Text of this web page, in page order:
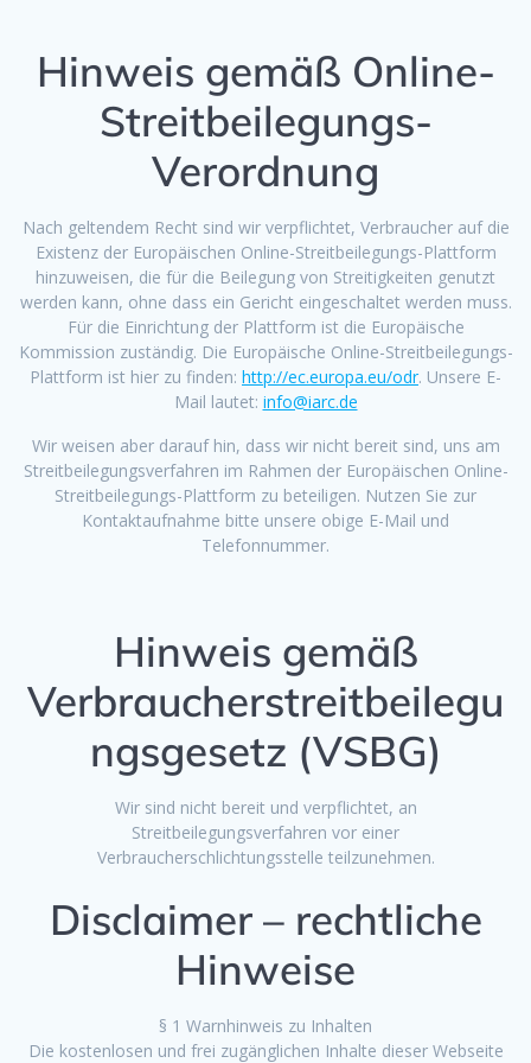
Hinweis gemäß Online-
Streitbeilegungs-
Verordnung
Nach geltendem Recht sind wir verpflichtet, Verbraucher auf die
Existenz der Europäischen Online-Streitbeilegungs-Plattform
hinzuweisen, die für die Beilegung von Streitigkeiten genutzt
werden kann, ohne dass ein Gericht eingeschaltet werden muss.
Für die Einrichtung der Plattform ist die Europäische
Kommission zuständig. Die Europäische Online-Streitbeilegungs-
Plattform ist hier zu finden: http://ec.europa.eu/odr. Unsere E-
Mail lautet: info@iarc.de
Wir weisen aber darauf hin, dass wir nicht bereit sind, uns am
Streitbeilegungsverfahren im Rahmen der Europäischen Online-
Streitbeilegungs-Plattform zu beteiligen. Nutzen Sie zur
Kontaktaufnahme bitte unsere obige E-Mail und
Telefonnummer.
Hinweis gemäß
Verbraucherstreitbeilegu
ngsgesetz (VSBG)
Wir sind nicht bereit und verpflichtet, an
Streitbeilegungsverfahren vor einer
Verbraucherschlichtungsstelle teilzunehmen.
Disclaimer – rechtliche
Hinweise
§ 1 Warnhinweis zu Inhalten
Die kostenlosen und frei zugänglichen Inhalte dieser Webseite